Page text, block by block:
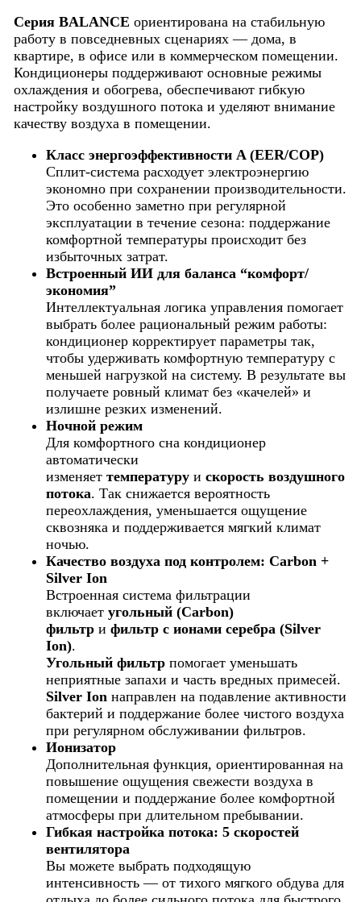
Серия BALANCE ориентирована на стабильную
работу в повседневных сценариях — дома, в
квартире, в офисе или в коммерческом помещении.
Кондиционеры поддерживают основные режимы
охлаждения и обогрева, обеспечивают гибкую
настройку воздушного потока и уделяют внимание
качеству воздуха в помещении.
Класс энергоэффективности A (EER/COP)
Сплит-система расходует электроэнергию
экономно при сохранении производительности.
Это особенно заметно при регулярной
эксплуатации в течение сезона: поддержание
комфортной температуры происходит без
избыточных затрат.
Встроенный ИИ для баланса “комфорт/
экономия”
Интеллектуальная логика управления помогает
выбрать более рациональный режим работы:
кондиционер корректирует параметры так,
чтобы удерживать комфортную температуру с
меньшей нагрузкой на систему. В результате вы
получаете ровный климат без «качелей» и
излишне резких изменений.
Ночной режим
Для комфортного сна кондиционер
автоматически
изменяет температуру и скорость воздушного
потока. Так снижается вероятность
переохлаждения, уменьшается ощущение
сквозняка и поддерживается мягкий климат
ночью.
Качество воздуха под контролем: Carbon +
Silver Ion
Встроенная система фильтрации
включает угольный (Carbon)
фильтр и фильтр с ионами серебра (Silver
Ion).
Угольный фильтр помогает уменьшать
неприятные запахи и часть вредных примесей.
Silver Ion направлен на подавление активности
бактерий и поддержание более чистого воздуха
при регулярном обслуживании фильтров.
Ионизатор
Дополнительная функция, ориентированная на
повышение ощущения свежести воздуха в
помещении и поддержание более комфортной
атмосферы при длительном пребывании.
Гибкая настройка потока: 5 скоростей
вентилятора
Вы можете выбрать подходящую
интенсивность — от тихого мягкого обдува для